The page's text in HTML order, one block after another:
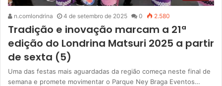
n.comlondrina 4 de setembro de 2025 0 2.580
Tradição e inovação marcam a 21ª
edição do Londrina Matsuri 2025 a partir
de sexta (5)
Uma das festas mais aguardadas da região começa neste final de
semana e promete movimentar o Parque Ney Braga Eventos…